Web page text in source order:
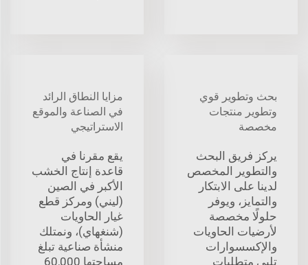
بحث وتطوير قوي
وتطوير منتجات
مخصصة
يركز فريق البحث
والتطوير المخصص
لدينا على الابتكار
والتمايز، ويوفر
حلولًا مخصصة
لأرضيات الحاويات
والإكسسوارات
تلبي متطلبات
مزايا النطاق الرائد
في الصناعة والموقع
الاستراتيجي
يقع مقرنا في
قاعدة إنتاج الخشب
الأكبر في الصين
(ليني) ومركز قطع
غيار الحاويات
(شنغهاي)، ونمتلك
منشأة صناعية تبلغ
مساحتها 60,000